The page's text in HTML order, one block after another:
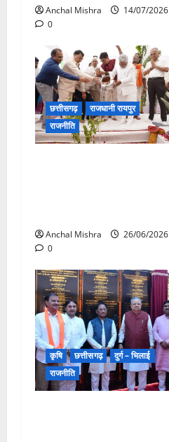
Anchal Mishra
14/07/2026
0
छत्तीसगढ़
राजधानी रायपुर
राजनीति
Anchal Mishra
26/06/2026
0
कृषि छत्तीसगढ़
दुर्ग – भिलाई
राजनीति